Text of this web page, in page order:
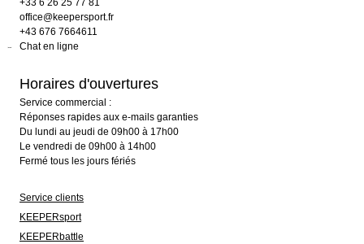
+33 6 26 25 77 81
office@keepersport.fr
+43 676 7664611
Chat en ligne
Horaires d'ouvertures
Service commercial :
Réponses rapides aux e-mails garanties
Du lundi au jeudi de 09h00 à 17h00
Le vendredi de 09h00 à 14h00
Fermé tous les jours fériés
Service clients
KEEPERsport
KEEPERbattle